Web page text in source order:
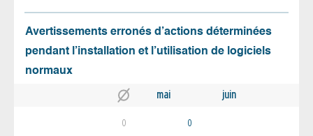
Avertissements erronés d’actions déterminées
pendant l’installation et l’utilisation de logiciels
normaux
mai juin
0 0